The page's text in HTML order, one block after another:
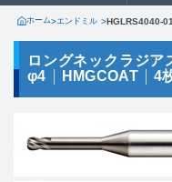
製品に関す
ホーム>エンドミル >HGLRS4040-
ロングネックラジア
φ4
HMGCOAT 4